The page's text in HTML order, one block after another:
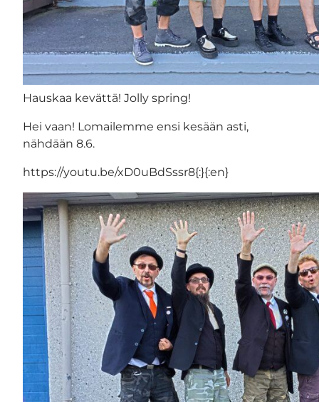
Hauskaa kevättä! Jolly spring!
Hei vaan! Lomailemme ensi kesään asti,
nähdään 8.6.
https://youtu.be/xD0uBdSssr8{:}{:en}